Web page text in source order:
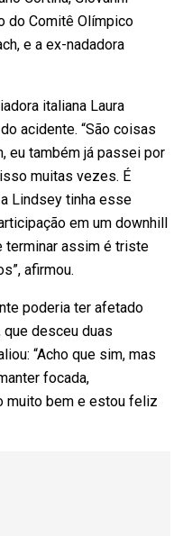
do Comitê Olímpico
e a ex-nadadora
italiana Laura
acidente. “São coisas
eu também já passei por
muitas vezes. É
Lindsey tinha esse
em um downhill
terminar assim é triste
afirmou.
poderia ter afetado
desceu duas
“Acho que sim, mas
focada,
muito bem e estou feliz